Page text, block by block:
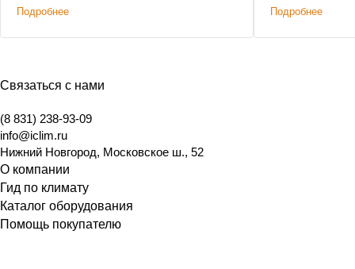
Подробнее
изменений.
Подробнее
Связаться с нами
(8 831) 238-93-09
info@iclim.ru
Нижний Новгород, Московское ш., 52
О компании
Гид по климату
Каталог оборудования
Помощь покупателю